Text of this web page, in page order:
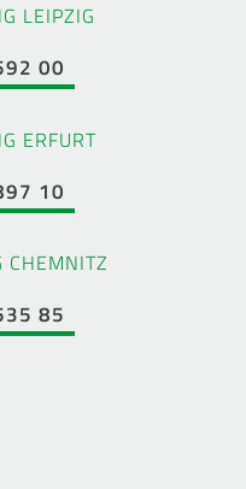
LEIPZIG
00
ERFURT
10
CHEMNITZ
85